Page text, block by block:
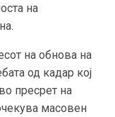
на
на обнова на
од кадар кој
пресрет на
масовен